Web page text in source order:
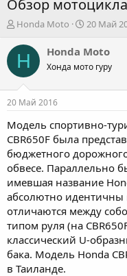
Обзор
А
т
о
р
е
ы
Honda Moto
Д
т
н
л
20 Май
H Honda Moto
Хонда мото гуру
20 Май 2016
Модель спортивно-
CBR650F была
бюджетного
обвесе. Параллельно
имевшая название
абсолютно идентичны
отличаются между
типом руля (на
классический U-
бака. Модель Honda
в Таиланде.